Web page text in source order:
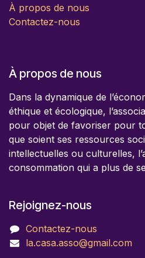
À propos de nous
Contactez-nous
À propos de nous
Dans la dynamique de
éthique et écologique,
pour objet de favoriser pour
que soient ses ressources
intellectuelles ou culturelles,
consommation qui a plus de
Rejoignez-nous
Contactez-nous
la.casa.asso@gmail.com